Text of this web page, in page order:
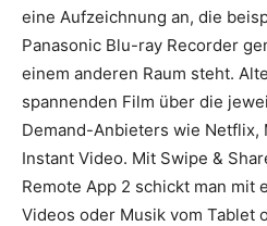
eine Aufzeichnung an, die
Panasonic Blu-ray Recorder
einem anderen Raum steht.
spannenden Film über die
Demand-Anbieters wie Netflix,
Instant Video. Mit Swipe &
Remote App 2 schickt man mit
Videos oder Musik vom Tablet